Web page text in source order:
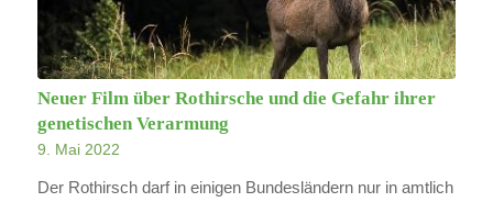
Neuer Film über Rothirsche und die Gefahr ihrer
genetischen Verarmung
9. Mai 2022
Der Rothirsch darf in einigen Bundesländern nur in amtlich